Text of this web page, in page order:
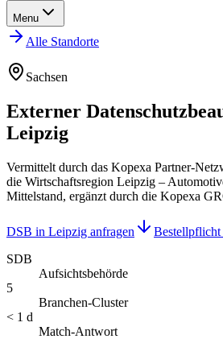
Menu
Alle Standorte
Sachsen
Externer
Leipzig
Vermittelt durch das Kopexa Partner-
die Wirtschaftsregion Leipzig –
Mittelstand, ergänzt durch die Kopexa
DSB in Leipzig anfragen
Bestellpflicht
SDB
Aufsichtsbehörde
5
Branchen-Cluster
< 1 d
Match-Antwort